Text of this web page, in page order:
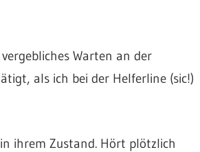
Warten an der
als ich bei der Helferline (sic!)
ihrem Zustand. Hört plötzlich